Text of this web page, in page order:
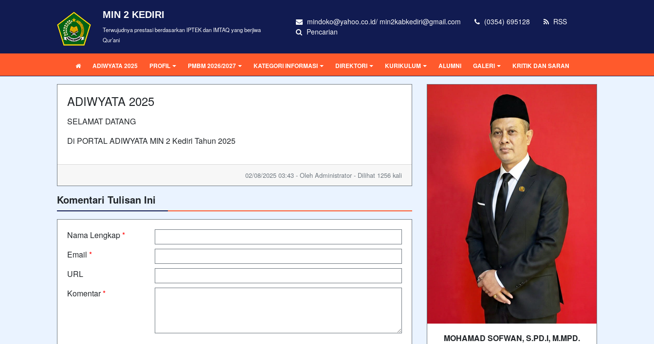
MIN 2 KEDIRI
Terwujudnya prestasi berdasarkan IPTEK dan IMTAQ yang berjiwa
Qur’ani
mindoko@yahoo.co.id/ min2kabkediri@gmail.com (0354) 695128
RSS
Pencarian
ADIWYATA 2025 PROFIL PMBM 2026/2027 KATEGORI INFORMASI DIREKTORI KURIKULUM ALUMNI GALERI KRITIK DAN SARAN
ADIWYATA 2025
SELAMAT DATANG
Di PORTAL ADIWYATA MIN 2 Kediri Tahun 2025
02/08/2025 03:43 - Oleh Administrator - Dilihat 1256 kali
Komentari Tulisan Ini
Nama Lengkap*
Email *
URL
Komentar*
MOHAMAD SOFWAN, S.PD.I, M.MPD.